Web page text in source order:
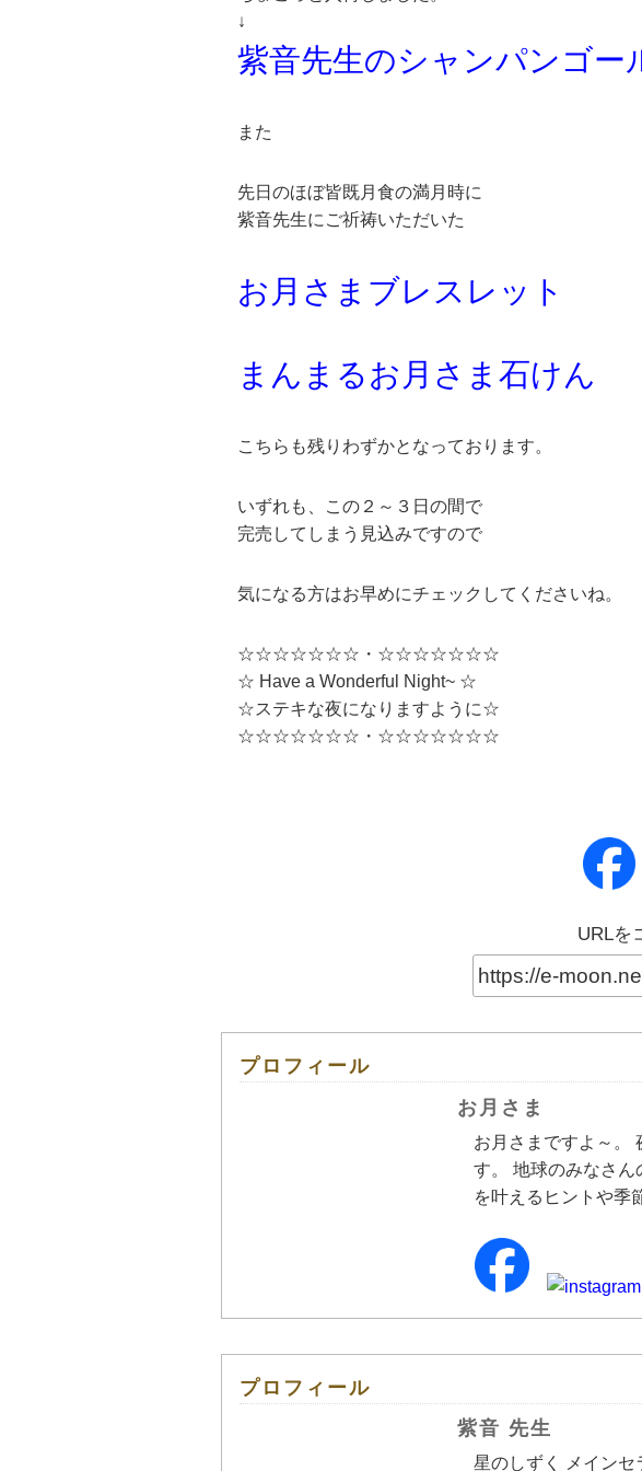
↓
紫音先生のシャンパンゴー
また
先日のほぼ皆既月食の満月時に
紫音先生にご祈祷いただいた
お月さまブレスレット
まんまるお月さま石けん
こちらも残りわずかとなっております。
いずれも、この２～３日の間で
完売してしまう見込みですので
気になる方はお早めにチェックしてくださいね。
☆☆☆☆☆☆☆・☆☆☆☆☆☆☆
☆ Have a Wonderful Night~ ☆
☆ステキな夜になりますように☆
☆☆☆☆☆☆☆・☆☆☆☆☆☆☆
URLを
プロフィール
お月さま
お月さまですよ～。
す。 地球のみなさ
を叶えるヒントや季
プロフィール
紫音 先生
星のしずく メイン